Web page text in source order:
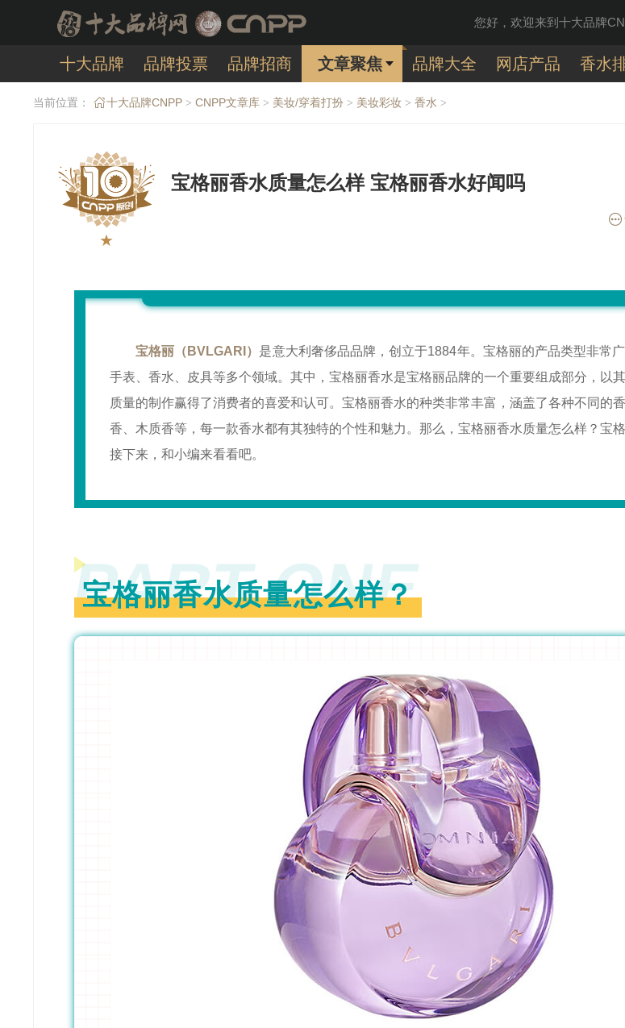
您好，欢迎来到十大品牌
十大品牌 品牌投票 品牌招商 文章聚焦 品牌大全 网店产品 香水
当前位置： 十大品牌CNPP > CNPP文章库 > 美妆/穿着打扮 > 美妆彩妆 > 香水 >
★
宝格丽香水质量怎么样 宝格丽香水好闻吗
宝格丽（BVLGARI） 是意大利奢侈品品牌，创立于1884年。宝格丽的产品类型非常广
手表、香水、皮具等多个领域。其中，宝格丽香水是宝格丽品牌的一个重要组成部分，以
质量的制作赢得了消费者的喜爱和认可。宝格丽香水的种类非常丰富，涵盖了各种不同的
香、木质香等，每一款香水都有其独特的个性和魅力。那么，宝格丽香水质量怎么样？宝
接下来，和小编来看看吧。
宝格丽香水质量怎么样？
PART ONE